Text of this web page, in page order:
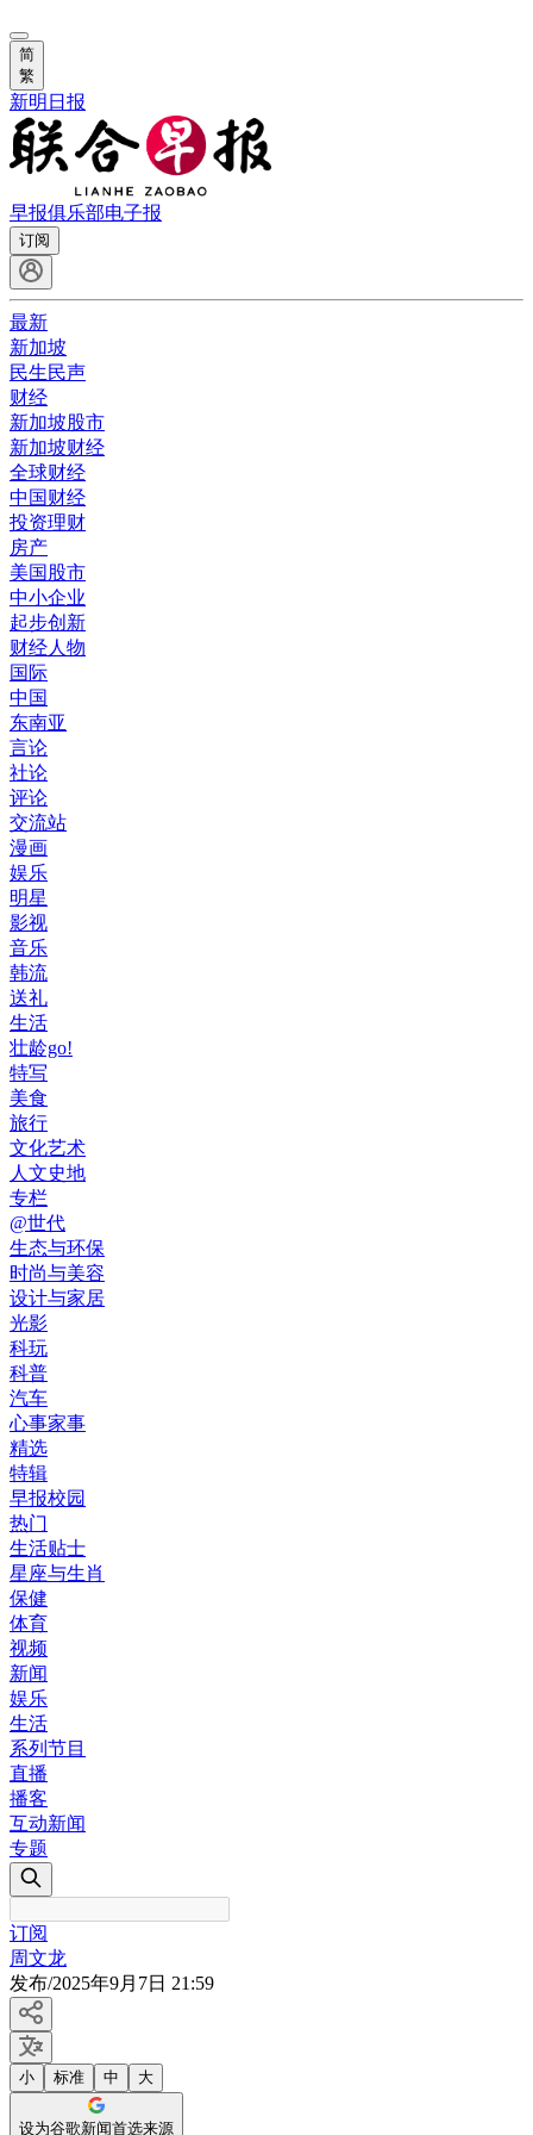
简
繁
新明日报
早报俱乐部电子报
订阅
最新
新加坡
民生民声
财经
新加坡股市
新加坡财经
全球财经
中国财经
投资理财
房产
美国股市
中小企业
起步创新
财经人物
国际
中国
东南亚
言论
社论
评论
交流站
漫画
娱乐
明星
影视
音乐
韩流
送礼
生活
壮龄go!
特写
美食
旅行
文化艺术
人文史地
专栏
@世代
生态与环保
时尚与美容
设计与家居
光影
科玩
科普
汽车
心事家事
精选
特辑
早报校园
热门
生活贴士
星座与生肖
保健
体育
视频
新闻
娱乐
生活
系列节目
直播
播客
互动新闻
专题
订阅
周文龙
发布/2025年9月7日 21:59
小 标准 中 大
设为谷歌新闻首选来源